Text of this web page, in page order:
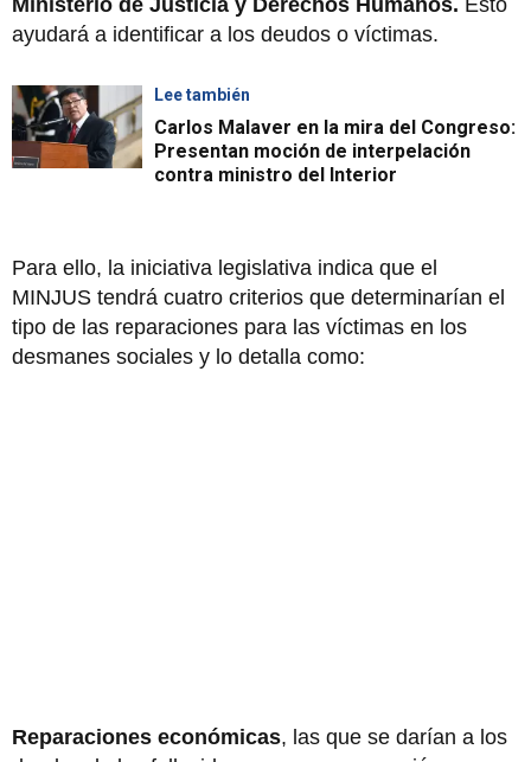
ayudará a identificar a los deudos o víctimas.
Lee también
Carlos Malaver en la mira del Congreso:
Presentan moción de interpelación
contra ministro del Interior
Para ello, la iniciativa legislativa indica que el
MINJUS tendrá cuatro criterios que determinarían el
tipo de las reparaciones para las víctimas en los
desmanes sociales y lo detalla como:
Reparaciones económicas, las que se darían a los